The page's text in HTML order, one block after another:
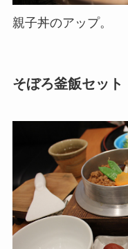
親子丼のアップ。
そぼろ釜飯セット